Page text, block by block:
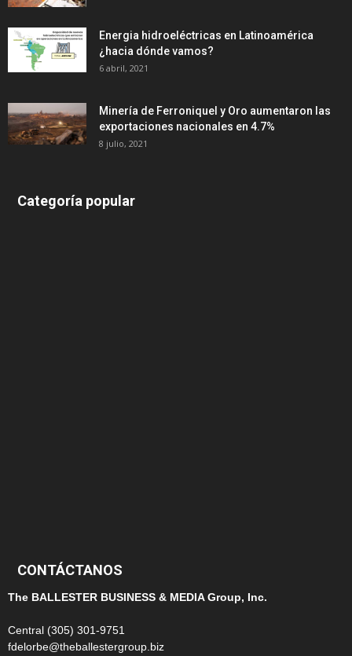
Energia hidroeléctricas en Latinoamérica
¿hacia dónde vamos?
6 abril, 2021
Minería de Ferroniquel y Oro aumentaron las
exportaciones nacionales en 4.7%
8 julio, 2021
Categoría popular
CONTÁCTANOS
The BALLESTER BUSINESS & MEDIA Group, Inc.
Central (305) 301-9751
fdelorbe@theballestergroup.biz